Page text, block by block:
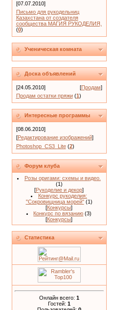
[07.07.2010]
Письмо для рукодельниц
Казахстана от создателя
сообщества МАГИЯ РУКОДЕЛИЯ,
(0)
Ученическая комната
Доска объявлений
[24.05.2010] [Продам]
Продам остатки пряжи (1)
Интересные программы
[08.06.2010]
[Редактирование изображений]
Photoshop_CS3_Lite (2)
Форум клуба
Розы оригами: схемы и видео.
(1)
[Рукоделие и декор]
Конкурс рукоделия:
"Сокровищница морей" (1)
[Конкурсы]
Конкурс по вязанию (3)
[Конкурсы]
Статистика
Онлайн всего: 1
Гостей: 1